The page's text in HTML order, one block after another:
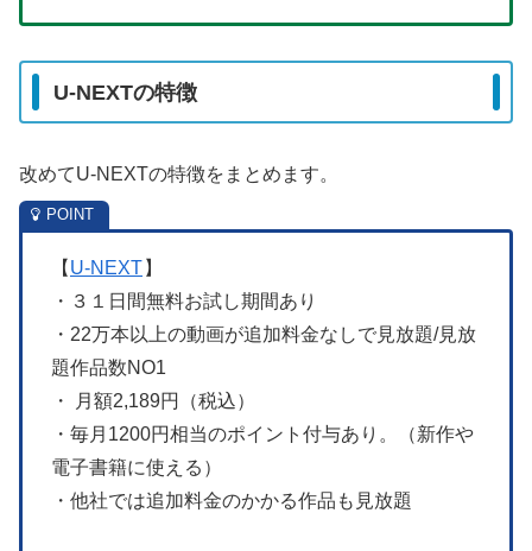
U-NEXTの特徴
改めてU-NEXTの特徴をまとめます。
【 U-NEXT 】
・３１日間無料お試し期間あり
・22万本以上の動画が追加料金なしで見放題/見放
題作品数NO1
・ 月額2,189円（税込）
・毎月1200円相当のポイント付与あり。（新作や
電子書籍に使える）
・他社では追加料金のかかる作品も見放題